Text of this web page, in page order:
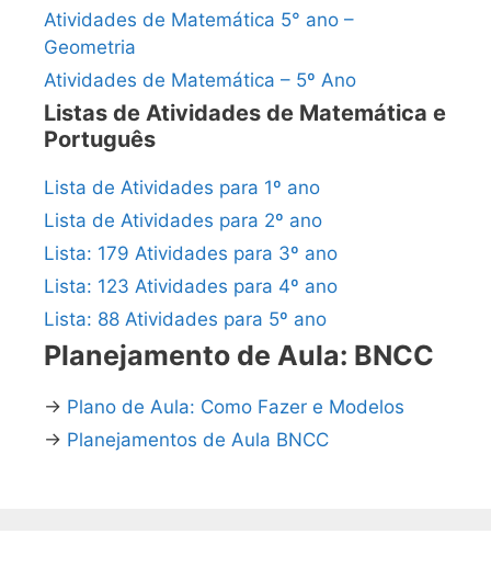
Atividades de Matemática 5° ano –
Geometria
Atividades de Matemática – 5º Ano
Listas de Atividades de Matemática e
Português
Lista de Atividades para 1º ano
Lista de Atividades para 2º ano
Lista: 179 Atividades para 3º ano
Lista: 123 Atividades para 4º ano
Lista: 88 Atividades para 5º ano
Planejamento de Aula: BNCC
→ Plano de Aula: Como Fazer e Modelos
→ Planejamentos de Aula BNCC